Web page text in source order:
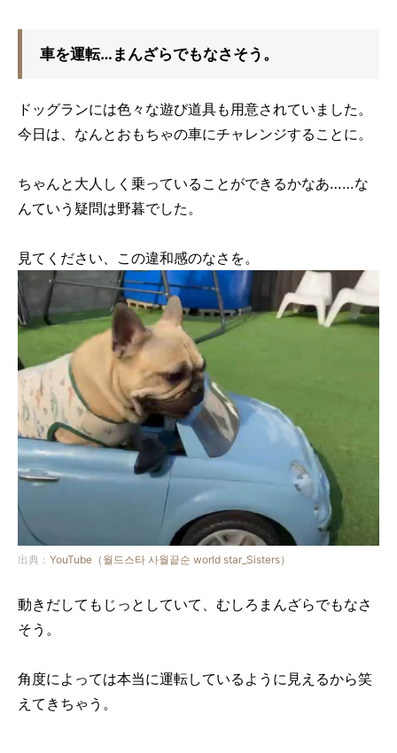
車を運転…まんざらでもなさそう。
ドッグランには色々な遊び道具も用意されていました。
今日は、なんとおもちゃの車にチャレンジすることに。
ちゃんと大人しく乗っていることができるかなあ……な
んていう疑問は野暮でした。
見てください、この違和感のなさを。
出典： YouTube（월드스타 사월끝순 world star_Sisters）
動きだしてもじっとしていて、むしろまんざらでもなさ
そう。
角度によっては本当に運転しているように見えるから笑
えてきちゃう。